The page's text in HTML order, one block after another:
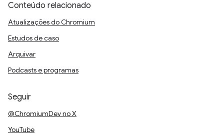
Conteúdo relacionado
Atualizações do Chromium
Estudos de caso
Arquivar
Podcasts e programas
Seguir
@ChromiumDev no X
YouTube